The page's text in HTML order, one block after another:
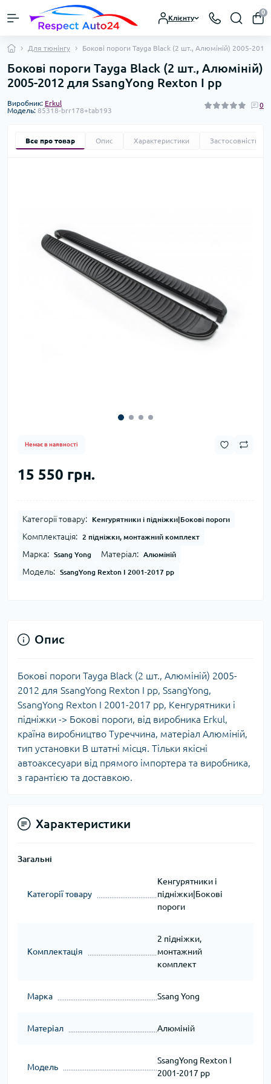
Клієнту
0
Для тюнінгу Бокові пороги Tayga Black (2 шт., Алюміній) 2005-
Бокові пороги Tayga Black (2 шт., Алюміній)
2005-2012 для SsangYong Rexton I рр
Виробник: Erkul
Модель: 85318-brr178+tab193
0
Все про товар Опис Характеристики Застосовність
Немає в наявності
15 550 грн.
Категорії товару: Кенгурятники і підніжки|Бокові пороги
Комплектація: 2 підніжки, монтажний комплект
Марка: Ssang Yong Матеріал: Алюміній
Модель: SsangYong Rexton I 2001-2017 рр
Опис
Бокові пороги Tayga Black (2 шт., Алюміній) 2005-
2012 для SsangYong Rexton I рр, SsangYong,
SsangYong Rexton I 2001-2017 рр, Кенгурятники і
підніжки -> Бокові пороги, від виробника Erkul,
країна виробництво Туреччина, матеріал Алюміній,
тип установки В штатні місця. Тільки якісні
автоаксесуари від прямого імпортера та виробника,
з гарантією та доставкою.
Характеристики
Загальні
Категорії товару
Кенгурятники і
підніжки|Бокові
пороги
Комплектація
2 підніжки,
монтажний
комплект
Марка Ssang Yong
Матеріал Алюміній
Модель
SsangYong Rexton I
2001-2017 рр